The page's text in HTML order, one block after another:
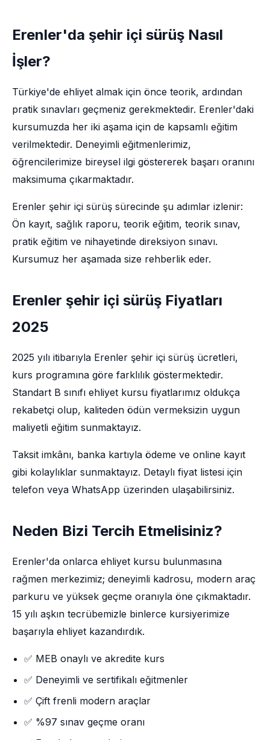
Erenler'da şehir içi sürüş Nasıl
İşler?
Türkiye'de ehliyet almak için önce teorik, ardından
pratik sınavları geçmeniz gerekmektedir. Erenler'daki
kursumuzda her iki aşama için de kapsamlı eğitim
verilmektedir. Deneyimli eğitmenlerimiz,
öğrencilerimize bireysel ilgi göstererek başarı oranını
maksimuma çıkarmaktadır.
Erenler şehir içi sürüş sürecinde şu adımlar izlenir:
Ön kayıt, sağlık raporu, teorik eğitim, teorik sınav,
pratik eğitim ve nihayetinde direksiyon sınavı.
Kursumuz her aşamada size rehberlik eder.
Erenler şehir içi sürüş Fiyatları
2025
2025 yılı itibarıyla Erenler şehir içi sürüş ücretleri,
kurs programına göre farklılık göstermektedir.
Standart B sınıfı ehliyet kursu fiyatlarımız oldukça
rekabetçi olup, kaliteden ödün vermeksizin uygun
maliyetli eğitim sunmaktayız.
Taksit imkânı, banka kartıyla ödeme ve online kayıt
gibi kolaylıklar sunmaktayız. Detaylı fiyat listesi için
telefon veya WhatsApp üzerinden ulaşabilirsiniz.
Neden Bizi Tercih Etmelisiniz?
Erenler'da onlarca ehliyet kursu bulunmasına
rağmen merkezimiz; deneyimli kadrosu, modern araç
parkuru ve yüksek geçme oranıyla öne çıkmaktadır.
15 yılı aşkın tecrübemizle binlerce kursiyerimize
başarıyla ehliyet kazandırdık.
✅ MEB onaylı ve akredite kurs
✅ Deneyimli ve sertifikalı eğitmenler
✅ Çift frenli modern araçlar
✅ %97 sınav geçme oranı